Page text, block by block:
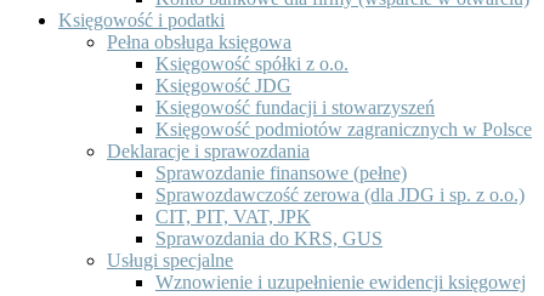
Księgowość i podatki
Pełna obsługa księgowa
Księgowość spółki z o.o.
Księgowość JDG
Księgowość fundacji i stowarzyszeń
Księgowość podmiotów zagranicznych w Polsce
Deklaracje i sprawozdania
Sprawozdanie finansowe (pełne)
Sprawozdawczość zerowa (dla JDG i sp. z o.o.)
CIT, PIT, VAT, JPK
Sprawozdania do KRS, GUS
Usługi specjalne
Wznowienie i uzupełnienie ewidencji księgowej